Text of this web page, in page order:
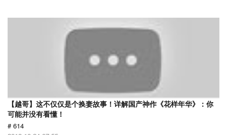
【越哥】这不仅仅是个换妻故事！详解国产神作《花样年华》：你
可能并没有看懂！
# 614